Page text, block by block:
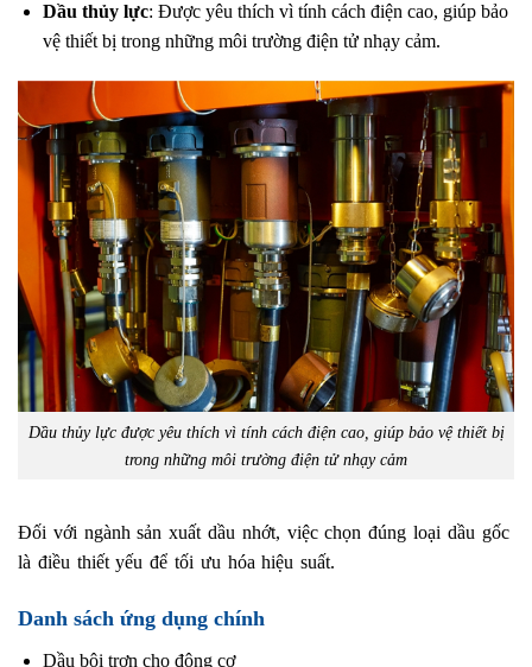
Dầu thủy lực: Được yêu thích vì tính cách điện cao, giúp bảo
vệ thiết bị trong những môi trường điện tử nhạy cảm.
Dầu thủy lực được yêu thích vì tính cách điện cao, giúp bảo vệ thiết bị
trong những môi trường điện tử nhạy cảm
Đối với ngành sản xuất dầu nhớt, việc chọn đúng loại dầu gốc
là điều thiết yếu để tối ưu hóa hiệu suất.
Danh sách ứng dụng chính
Dầu bôi trơn cho động cơ